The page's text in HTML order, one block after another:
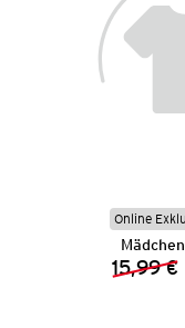
Online
15,99 €